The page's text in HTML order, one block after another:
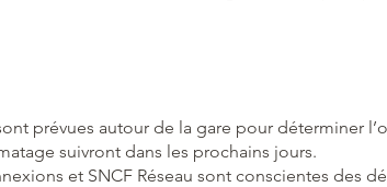
prévues autour de la gare pour déterminer
suivront dans les prochains jours.
et SNCF Réseau sont conscientes des